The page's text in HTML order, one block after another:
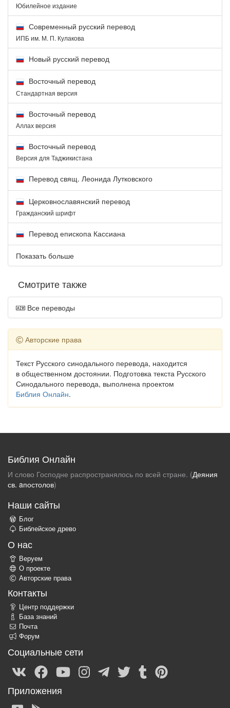
Юбилейное издание
Современный русский перевод
ИПБ им. М. П. Кулакова
Новый русский перевод
Восточный перевод
Стандартная версия
Восточный перевод
Аллах версия
Восточный перевод
Версия для Таджикистана
Перевод свящ. Леонида Лутковского
Церковнославянский перевод
Гражданский шрифт
Перевод епископа Кассиана
Показать больше
Смотрите также
Все переводы
Авторские права
Текст Русского синодального перевода, находится
в общественном достоянии. Подготовка текста Русского
Синодального перевода, выполнена проектом
Библия Онлайн.
Библия Онлайн
И слово Господне распространялось по всей стране. (Деяния
св. aпостолов)
Наши сайты
Блог
Библейское древо
О нас
Веруем
О проекте
Авторские права
Контакты
Центр поддержки
База знаний
Почта
Форум
Социальные сети
Приложения